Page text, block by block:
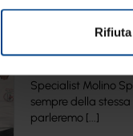
Rifiuta
Sala&Cucina -
https://
Specialist Molino
sempre della
parleremo [...]